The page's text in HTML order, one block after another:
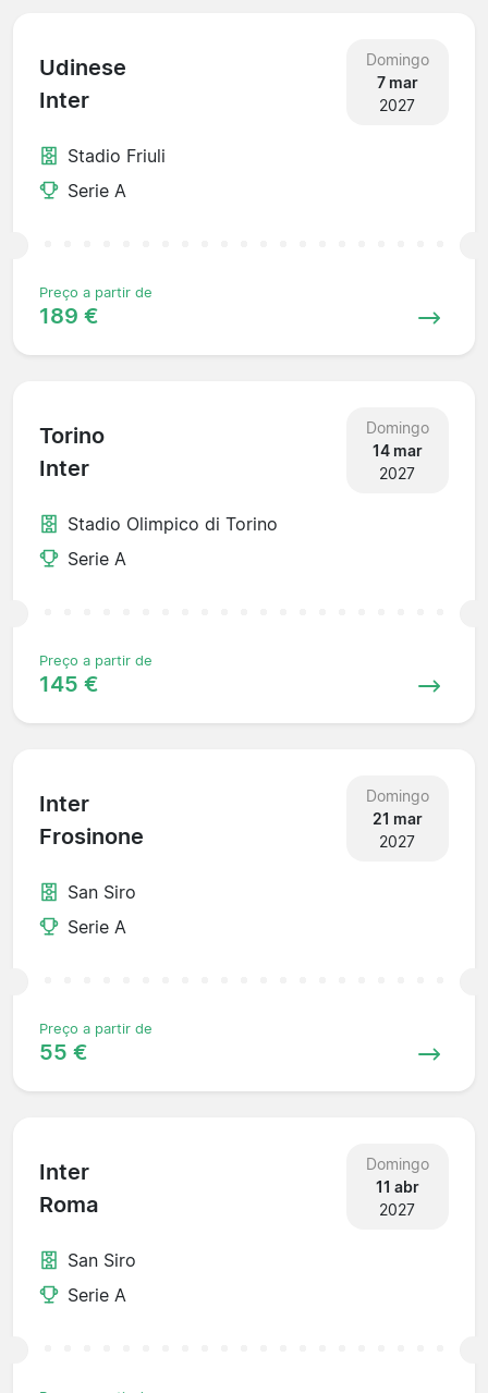
Udinese
Inter
Domingo
7 mar
2027
Stadio Friuli
Serie A
Preço a partir de
189 €
Torino
Inter
Domingo
14 mar
2027
Stadio Olimpico di Torino
Serie A
Preço a partir de
145 €
Inter
Frosinone
Domingo
21 mar
2027
San Siro
Serie A
Preço a partir de
55 €
Inter
Roma
Domingo
11 abr
2027
San Siro
Serie A